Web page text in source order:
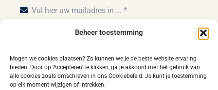
Beheer toestemming
Mogen we cookies plaatsen? Zo kunnen we je de beste website ervaring
bieden. Door op 'Accepteren' te klikken, ga je akkoord met het gebruik van
alle cookies zoals omschreven in ons Cookiebeleid. Je kunt je toestemming
op elk moment wijzigen of intrekken.